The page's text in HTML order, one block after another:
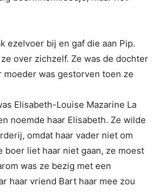
ezelvoer bij en gaf die aan Pip.
over zichzelf. Ze was de dochter
moeder was gestorven toen ze
Elisabeth-Louise Mazarine La
noemde haar Elisabeth. Ze wilde
omdat haar vader niet om
boer liet haar niet gaan, ze moest
was ze bezig met een
haar vriend Bart haar mee zou